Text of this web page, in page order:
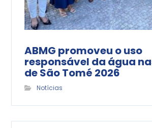
ABMG promoveu o uso
responsável da água
de São Tomé 2026
Notícias